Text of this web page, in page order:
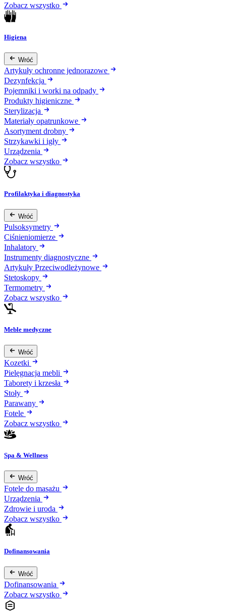
Zobacz wszystko
Higiena
Wróć
Artykuły ochronne jednorazowe
Dezynfekcja
Pojemniki i worki na odpady
Produkty higieniczne
Sterylizacja
Materiały opatrunkowe
Asortyment drobny
Strzykawki i igły
Urządzenia
Zobacz wszystko
Profilaktyka i diagnostyka
Wróć
Pulsoksymetry
Ciśnieniomierze
Inhalatory
Instrumenty diagnostyczne
Artykuły Przeciwodleżynowe
Stetoskopy
Termometry
Zobacz wszystko
Meble medyczne
Wróć
Kozetki
Pielęgnacja mebli
Taborety i krzesła
Stoły
Parawany
Fotele
Zobacz wszystko
Spa & Wellness
Wróć
Fotele do masażu
Urządzenia
Zdrowie i uroda
Zobacz wszystko
Dofinansowania
Wróć
Dofinansowania
Zobacz wszystko